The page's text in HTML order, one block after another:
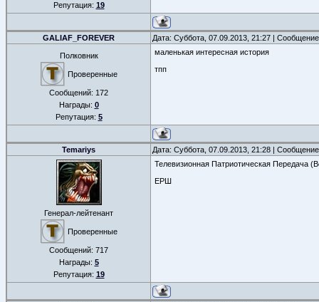
Репутация: 19
GALIAF_FOREVER Дата: Суббота, 07.09.2013, 21:27 |
Полковник
Проверенные
Сообщений: 172
Награды: 0
Репутация: 5
маленькая интересная история
тпп
Temariys Дата: Суббота, 07.09.2013, 21:28 |
Генерал-лейтенант
Проверенные
Сообщений: 717
Награды: 5
Репутация: 19
Телевизионная Патриотическая Передача
ЕРШ